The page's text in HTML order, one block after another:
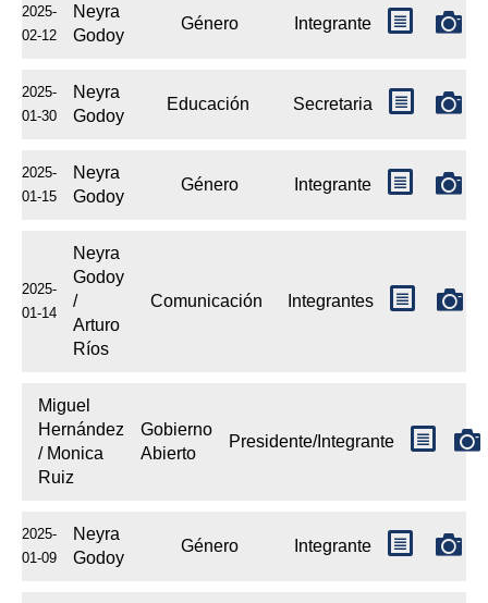
2025-
02-12
Neyra
Godoy
Género Integrante
2025-
01-30
Neyra
Godoy
Educación Secretaria
2025-
01-15
Neyra
Godoy
Género Integrante
2025-
01-14
Neyra
Godoy
/
Arturo
Ríos
Comunicación Integrantes
Miguel
Hernández
/ Monica
Ruiz
Gobierno
Abierto
Presidente/Integrante
2025-
01-09
Neyra
Godoy
Género Integrante